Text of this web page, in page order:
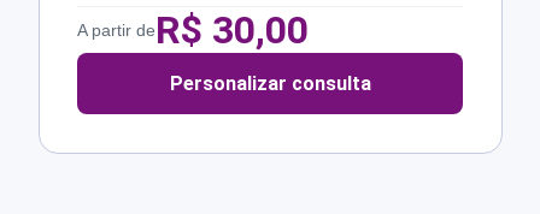
A partir deR$ 30,00
Personalizar consulta